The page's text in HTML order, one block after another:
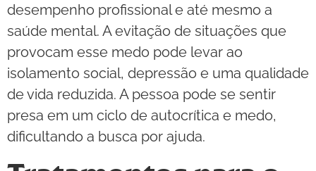
desempenho profissional e até mesmo a
saúde mental. A evitação de situações que
provocam esse medo pode levar ao
isolamento social, depressão e uma qualidade
de vida reduzida. A pessoa pode se sentir
presa em um ciclo de autocrítica e medo,
dificultando a busca por ajuda.